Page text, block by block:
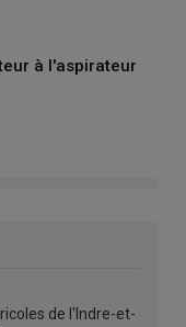
à l'aspirateur
de l'Indre-et-